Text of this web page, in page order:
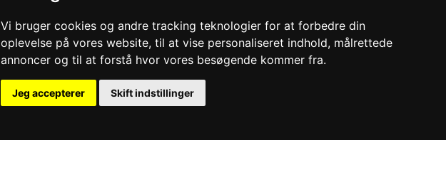
Vi bruger cookies og andre tracking teknologier for at forbedre din
oplevelse på vores website, til at vise personaliseret indhold, målrettede
annoncer og til at forstå hvor vores besøgende kommer fra.
Jeg accepterer Skift indstillinger
DN15 - DN200
Muffe
Flanger
med
flangetilslutninger.
Hus: Sejjern, Stål og
Rustfrit stål
350°C